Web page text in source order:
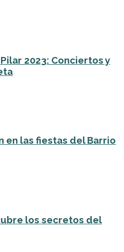
2023: Conciertos y
en las fiestas del Barrio
los secretos del